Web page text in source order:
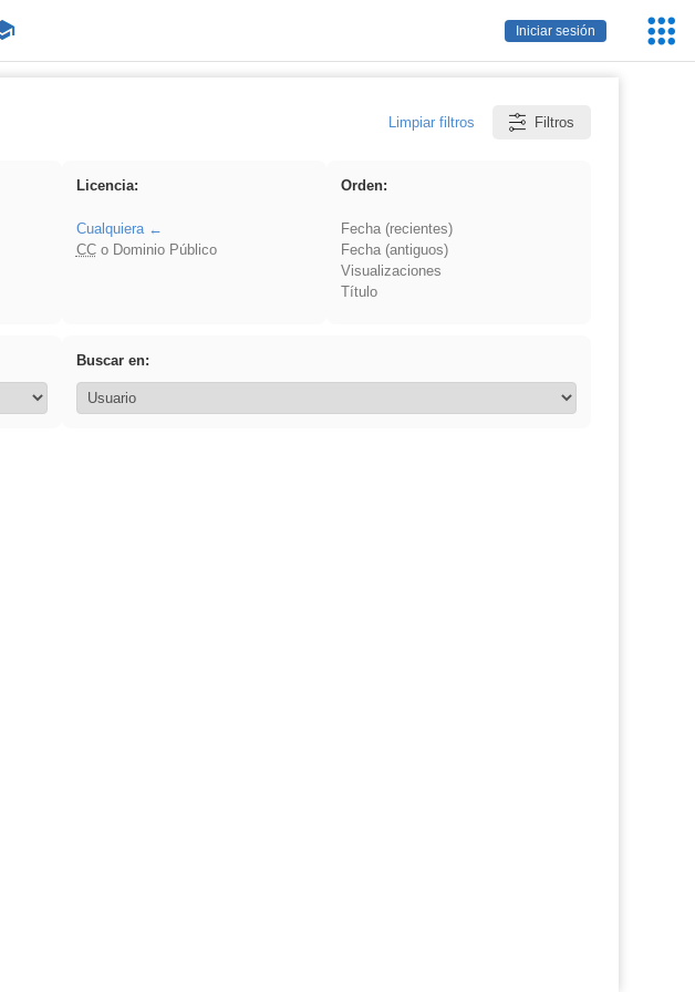
Iniciar sesión
Limpiar filtros Filtros
Licencia:
Cualquiera
CCo Dominio Público
Orden:
Fecha (recientes)
Fecha (antiguos)
Visualizaciones
Título
Buscar en: